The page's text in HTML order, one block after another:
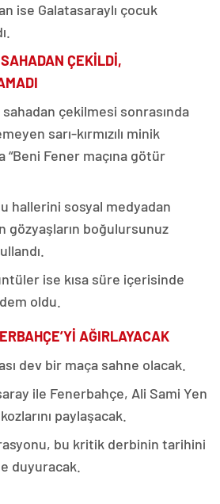
ise Galatasaraylı çocuk
ÇEKİLDİ,
çekilmesi sonrasında
sarı-kırmızılı minik
Fener maçına götür
hallerini sosyal medyadan
gözyaşların boğulursunuz
ise kısa süre içerisinde
oldu.
AĞIRLAYACAK
dev bir maça sahne olacak.
ile Fenerbahçe, Ali Sami Yen
paylaşacak.
bu kritik derbinin tarihini
duyuracak.